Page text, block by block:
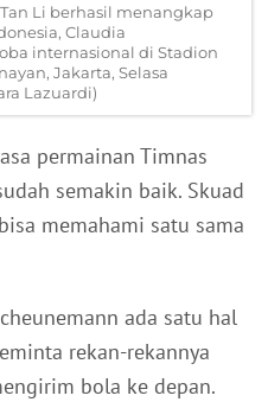
Li berhasil menangkap
Claudia
internasional di Stadion
Jakarta, Selasa
Lazuardi)
permainan Timnas
semakin baik. Skuad
memahami satu sama
ada satu hal
rekan-rekannya
bola ke depan.